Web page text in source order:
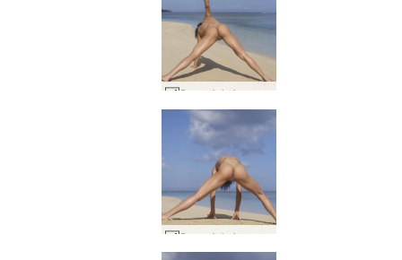
Sny ociekające rubinem #38